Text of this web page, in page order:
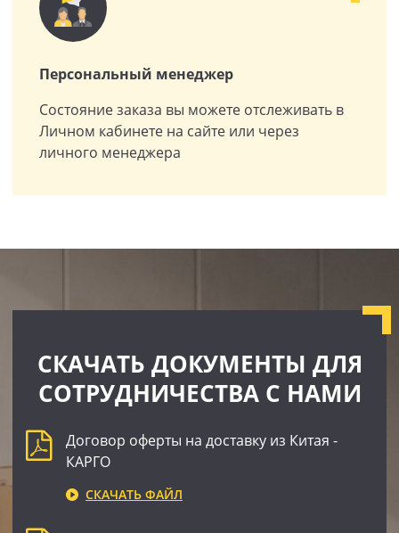
Персональный менеджер
Состояние заказа вы можете отслеживать в
Личном кабинете на сайте или через
личного менеджера
СКАЧАТЬ ДОКУМЕНТЫ ДЛЯ
СОТРУДНИЧЕСТВА С НАМИ
Договор оферты на доставку из Китая -
КАРГО
СКАЧАТЬ ФАЙЛ